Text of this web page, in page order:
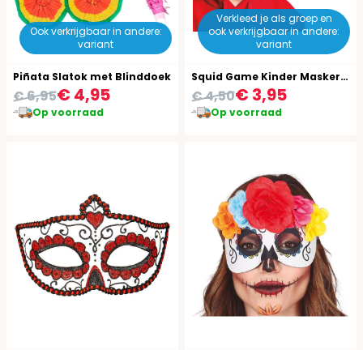
Ook verkrijgbaar in andere:
variant
Piñata Slatok met Blinddoek
€ 4,95
€ 6,95
Op voorraad
Verkleed je als groep en
ook verkrijgbaar in andere:
variant
Squid Game Kinder Masker Rondje
€ 3,95
€ 4,50
Op voorraad